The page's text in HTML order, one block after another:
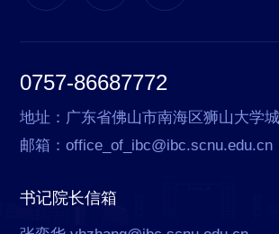
0757-86687772
地址：广东省佛山市南海区狮山大学城
邮箱：office_of_ibc@ibc.scnu.edu.cn
书记院长信箱